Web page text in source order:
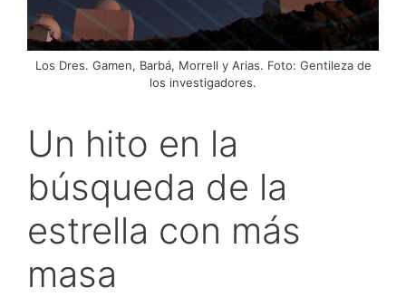
Los Dres. Gamen, Barbá, Morrell y Arias. Foto: Gentileza de
los investigadores.
Un hito en la
búsqueda de la
estrella con más
masa